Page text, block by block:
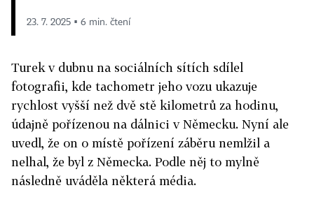
23. 7. 2025 ▪ 6 min. čtení
Turek v dubnu na sociálních sítích sdílel
fotografii, kde tachometr jeho vozu ukazuje
rychlost vyšší než dvě stě kilometrů za hodinu,
údajně pořízenou na dálnici v Německu. Nyní ale
uvedl, že on o místě pořízení záběru nemlžil a
nelhal, že byl z Německa. Podle něj to mylně
následně uváděla některá média.